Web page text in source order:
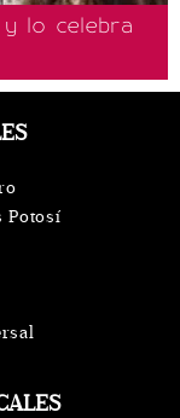
y lo celebra
Potosí